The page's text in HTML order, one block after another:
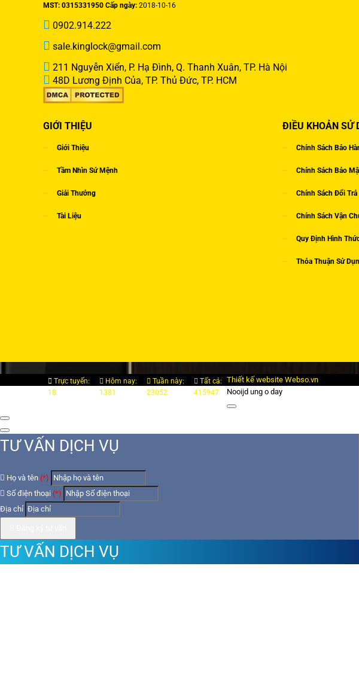
MST: 0315331950 Cấp ngày: 2018-10-16
0902.914.222
sale.kinglock@gmail.com
211 Nguyễn Xiển, P. Hạ Đình, Q. Thanh Xuân, TP. Hà Nội
48D Lương Định Của, TP. Thủ Đức, TP. HCM
GIỚI THIỆU
Giới Thiệu
Tầm Nhìn Sứ Mệnh
Giải Thưởng
Tài Liệu
ĐIỀU KHOẢN SỬ
Chính Sách Bảo
Chính Sách Bảo
Chính Sách Đổi Trả
Chính Sách Vận
Quy Định Hình
Thỏa Thuận Sử
Trực tuyến:
18
Hôm nay:
1381
Tuần này:
23052
Tất cả:
415947
Thiết kế website Webso.vn
Nooijd ung o day
TƯ VẤN DỊCH VỤ
Họ và tên (*)
Số điện thoại (*)
Địa chỉ
TƯ VẤN DỊCH VỤ